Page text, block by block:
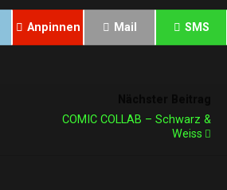
Anpinnen Mail SMS
COMIC COLLAB – Schwarz &
Weiss